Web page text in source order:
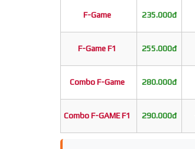
F-Game 235.000đ
F-Game F1 255.000đ
Combo F-Game 280.000đ
Combo F-GAME F1 290.000đ